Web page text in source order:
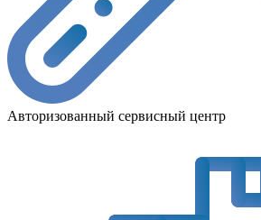
Авторизованный сервисный центр